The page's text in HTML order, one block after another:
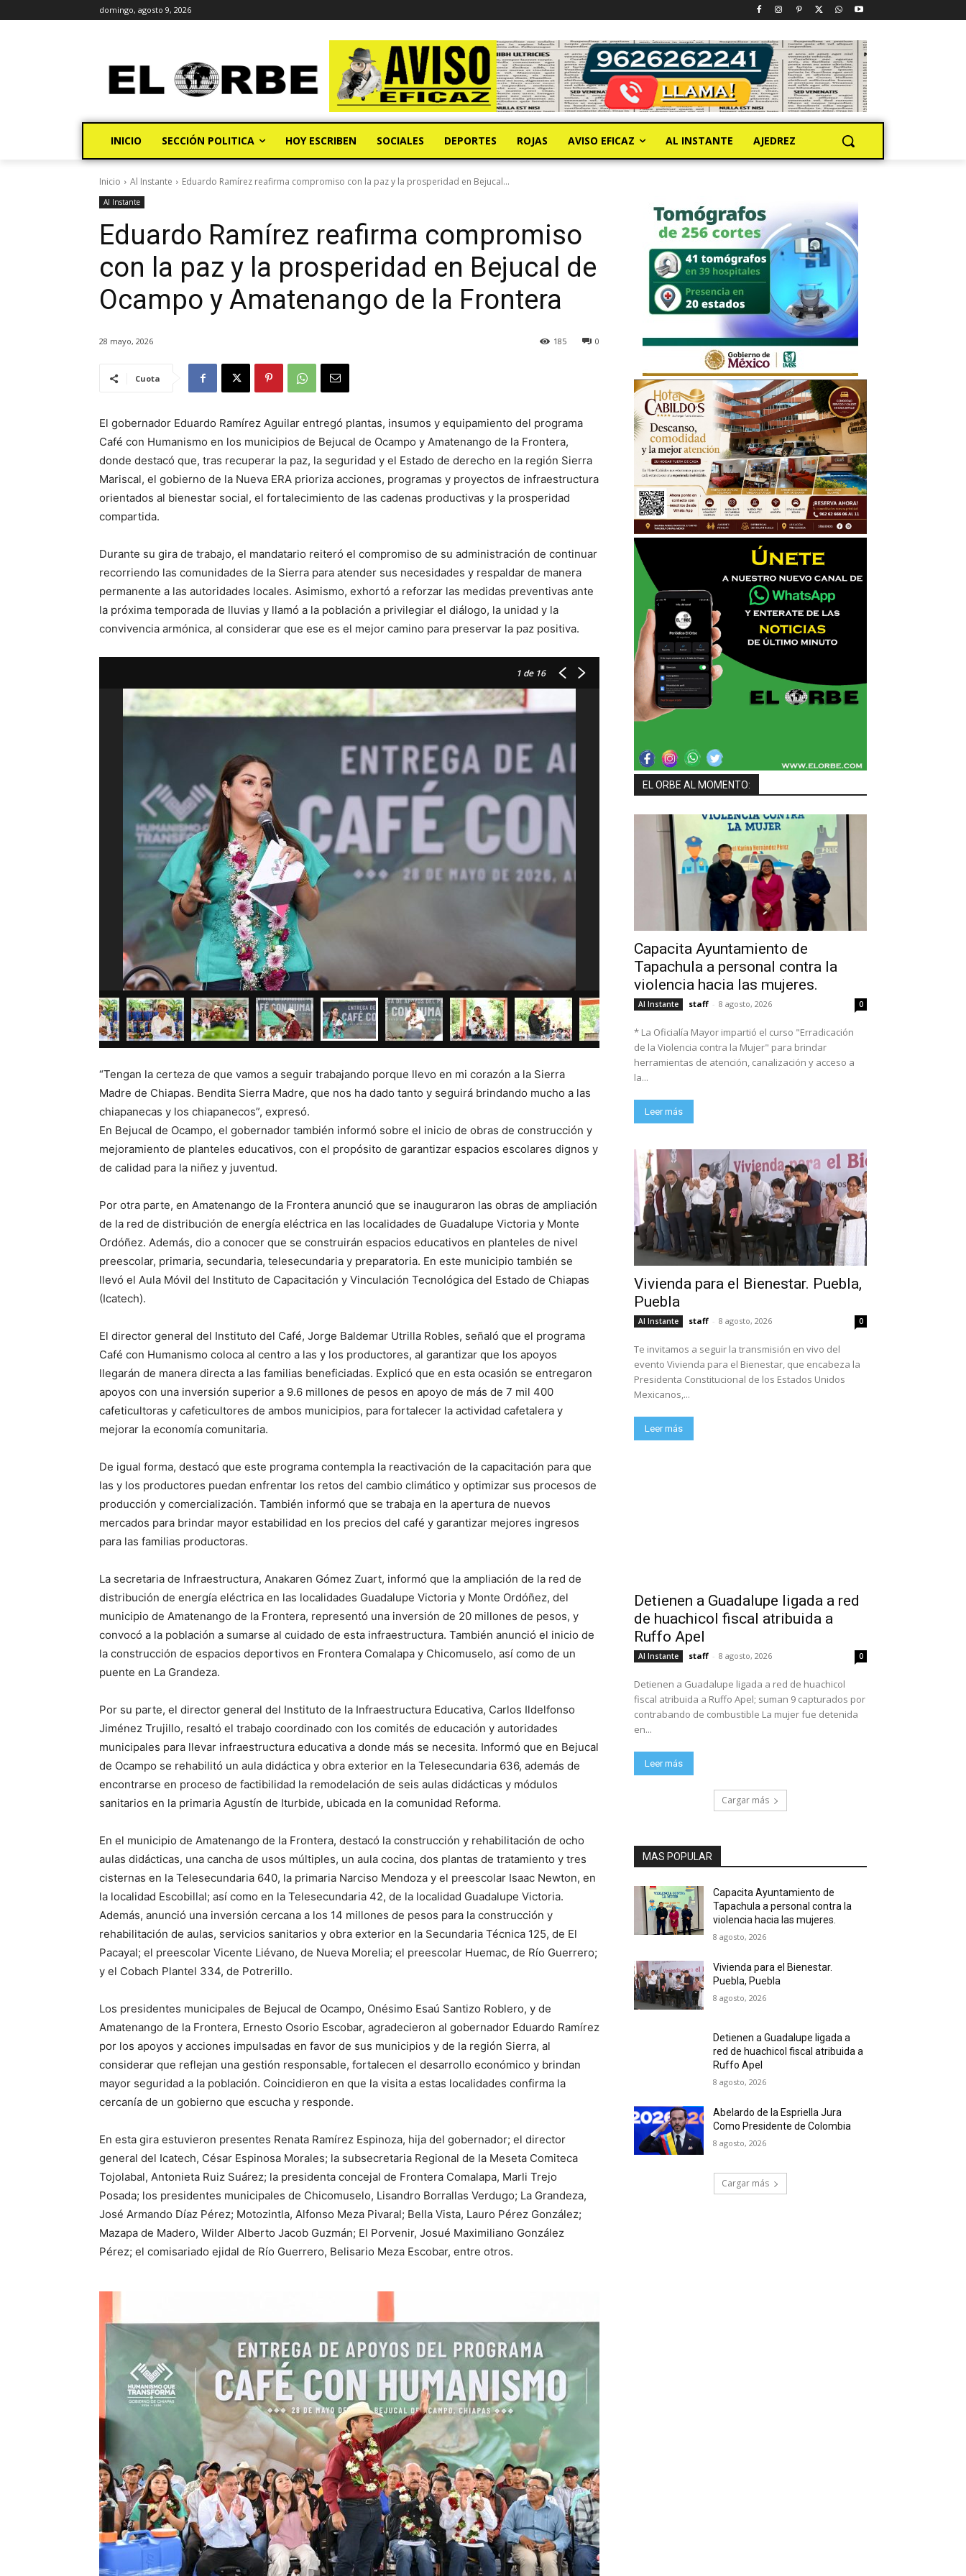
domingo, agosto 9, 2026
INICIO SECCIÓN POLITICA HOY ESCRIBEN SOCIALES DEPORTES ROJAS AVISO EFICAZ AL INSTANTE AJEDREZ
Inicio Al Instante Eduardo Ramírez reafirma compromiso con la paz y la prosperidad en Bejucal...
Al Instante
Eduardo Ramírez reafirma compromiso
con la paz y la prosperidad en Bejucal de
Ocampo y Amatenango de la Frontera
28 mayo, 2026 0
185
Cuota
El gobernador Eduardo Ramírez Aguilar entregó plantas, insumos y equipamiento del programa
Café con Humanismo en los municipios de Bejucal de Ocampo y Amatenango de la Frontera,
donde destacó que, tras recuperar la paz, la seguridad y el Estado de derecho en la región Sierra
Mariscal, el gobierno de la Nueva ERA prioriza acciones, programas y proyectos de infraestructura
orientados al bienestar social, el fortalecimiento de las cadenas productivas y la prosperidad
compartida.
Durante su gira de trabajo, el mandatario reiteró el compromiso de su administración de continuar
recorriendo las comunidades de la Sierra para atender sus necesidades y respaldar de manera
permanente a las autoridades locales. Asimismo, exhortó a reforzar las medidas preventivas ante
la próxima temporada de lluvias y llamó a la población a privilegiar el diálogo, la unidad y la
convivencia armónica, al considerar que ese es el mejor camino para preservar la paz positiva.
1 de 16
“Tengan la certeza de que vamos a seguir trabajando porque llevo en mi corazón a la Sierra
Madre de Chiapas. Bendita Sierra Madre, que nos ha dado tanto y seguirá brindando mucho a las
chiapanecas y los chiapanecos”, expresó.
En Bejucal de Ocampo, el gobernador también informó sobre el inicio de obras de construcción y
mejoramiento de planteles educativos, con el propósito de garantizar espacios escolares dignos y
de calidad para la niñez y juventud.
Por otra parte, en Amatenango de la Frontera anunció que se inauguraron las obras de ampliación
de la red de distribución de energía eléctrica en las localidades de Guadalupe Victoria y Monte
Ordóñez. Además, dio a conocer que se construirán espacios educativos en planteles de nivel
preescolar, primaria, secundaria, telesecundaria y preparatoria. En este municipio también se
llevó el Aula Móvil del Instituto de Capacitación y Vinculación Tecnológica del Estado de Chiapas
(Icatech).
El director general del Instituto del Café, Jorge Baldemar Utrilla Robles, señaló que el programa
Café con Humanismo coloca al centro a las y los productores, al garantizar que los apoyos
llegarán de manera directa a las familias beneficiadas. Explicó que en esta ocasión se entregaron
apoyos con una inversión superior a 9.6 millones de pesos en apoyo de más de 7 mil 400
cafeticultoras y cafeticultores de ambos municipios, para fortalecer la actividad cafetalera y
mejorar la economía comunitaria.
De igual forma, destacó que este programa contempla la reactivación de la capacitación para que
las y los productores puedan enfrentar los retos del cambio climático y optimizar sus procesos de
producción y comercialización. También informó que se trabaja en la apertura de nuevos
mercados para brindar mayor estabilidad en los precios del café y garantizar mejores ingresos
para las familias productoras.
La secretaria de Infraestructura, Anakaren Gómez Zuart, informó que la ampliación de la red de
distribución de energía eléctrica en las localidades Guadalupe Victoria y Monte Ordóñez, del
municipio de Amatenango de la Frontera, representó una inversión de 20 millones de pesos, y
convocó a la población a sumarse al cuidado de esta infraestructura. También anunció el inicio de
la construcción de espacios deportivos en Frontera Comalapa y Chicomuselo, así como de un
puente en La Grandeza.
Por su parte, el director general del Instituto de la Infraestructura Educativa, Carlos Ildelfonso
Jiménez Trujillo, resaltó el trabajo coordinado con los comités de educación y autoridades
municipales para llevar infraestructura educativa a donde más se necesita. Informó que en Bejucal
de Ocampo se rehabilitó un aula didáctica y obra exterior en la Telesecundaria 636, además de
encontrarse en proceso de factibilidad la remodelación de seis aulas didácticas y módulos
sanitarios en la primaria Agustín de Iturbide, ubicada en la comunidad Reforma.
En el municipio de Amatenango de la Frontera, destacó la construcción y rehabilitación de ocho
aulas didácticas, una cancha de usos múltiples, un aula cocina, dos plantas de tratamiento y tres
cisternas en la Telesecundaria 640, la primaria Narciso Mendoza y el preescolar Isaac Newton, en
la localidad Escobillal; así como en la Telesecundaria 42, de la localidad Guadalupe Victoria.
Además, anunció una inversión cercana a los 14 millones de pesos para la construcción y
rehabilitación de aulas, servicios sanitarios y obra exterior en la Secundaria Técnica 125, de El
Pacayal; el preescolar Vicente Liévano, de Nueva Morelia; el preescolar Huemac, de Río Guerrero;
y el Cobach Plantel 334, de Potrerillo.
Los presidentes municipales de Bejucal de Ocampo, Onésimo Esaú Santizo Roblero, y de
Amatenango de la Frontera, Ernesto Osorio Escobar, agradecieron al gobernador Eduardo Ramírez
por los apoyos y acciones impulsadas en favor de sus municipios y de la región Sierra, al
considerar que reflejan una gestión responsable, fortalecen el desarrollo económico y brindan
mayor seguridad a la población. Coincidieron en que la visita a estas localidades confirma la
cercanía de un gobierno que escucha y responde.
En esta gira estuvieron presentes Renata Ramírez Espinoza, hija del gobernador; el director
general del Icatech, César Espinosa Morales; la subsecretaria Regional de la Meseta Comiteca
Tojolabal, Antonieta Ruiz Suárez; la presidenta concejal de Frontera Comalapa, Marli Trejo
Posada; los presidentes municipales de Chicomuselo, Lisandro Borrallas Verdugo; La Grandeza,
José Armando Díaz Pérez; Motozintla, Alfonso Meza Pivaral; Bella Vista, Lauro Pérez González;
Mazapa de Madero, Wilder Alberto Jacob Guzmán; El Porvenir, Josué Maximiliano González
Pérez; el comisariado ejidal de Río Guerrero, Belisario Meza Escobar, entre otros.
EL ORBE AL MOMENTO:
Capacita Ayuntamiento de
Tapachula a personal contra la
violencia hacia las mujeres.
Al Instante staff - 8 agosto, 2026 0
* La Oficialía Mayor impartió el curso "Erradicación
de la Violencia contra la Mujer" para brindar
herramientas de atención, canalización y acceso a
la...
Leer más
Vivienda para el Bienestar. Puebla,
Puebla
Al Instante staff - 8 agosto, 2026 0
Te invitamos a seguir la transmisión en vivo del
evento Vivienda para el Bienestar, que encabeza la
Presidenta Constitucional de los Estados Unidos
Mexicanos,...
Leer más
Detienen a Guadalupe ligada a red
de huachicol fiscal atribuida a
Ruffo Apel
Al Instante staff - 8 agosto, 2026 0
Detienen a Guadalupe ligada a red de huachicol
fiscal atribuida a Ruffo Apel; suman 9 capturados por
contrabando de combustible La mujer fue detenida
en...
Leer más
Cargar más
MAS POPULAR
Capacita Ayuntamiento de
Tapachula a personal contra la
violencia hacia las mujeres.
8 agosto, 2026
Vivienda para el Bienestar.
Puebla, Puebla
8 agosto, 2026
Detienen a Guadalupe ligada a
red de huachicol fiscal atribuida a
Ruffo Apel
8 agosto, 2026
Abelardo de la Espriella Jura
Como Presidente de Colombia
8 agosto, 2026
Cargar más